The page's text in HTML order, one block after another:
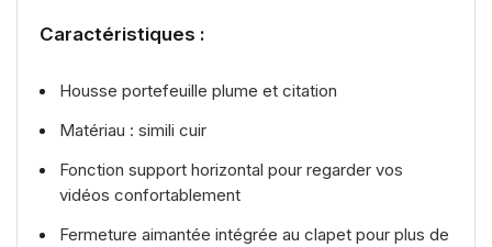
Caractéristiques :
Housse portefeuille plume et citation
Matériau : simili cuir
Fonction support horizontal pour regarder vos
vidéos confortablement
Fermeture aimantée intégrée au clapet pour plus de